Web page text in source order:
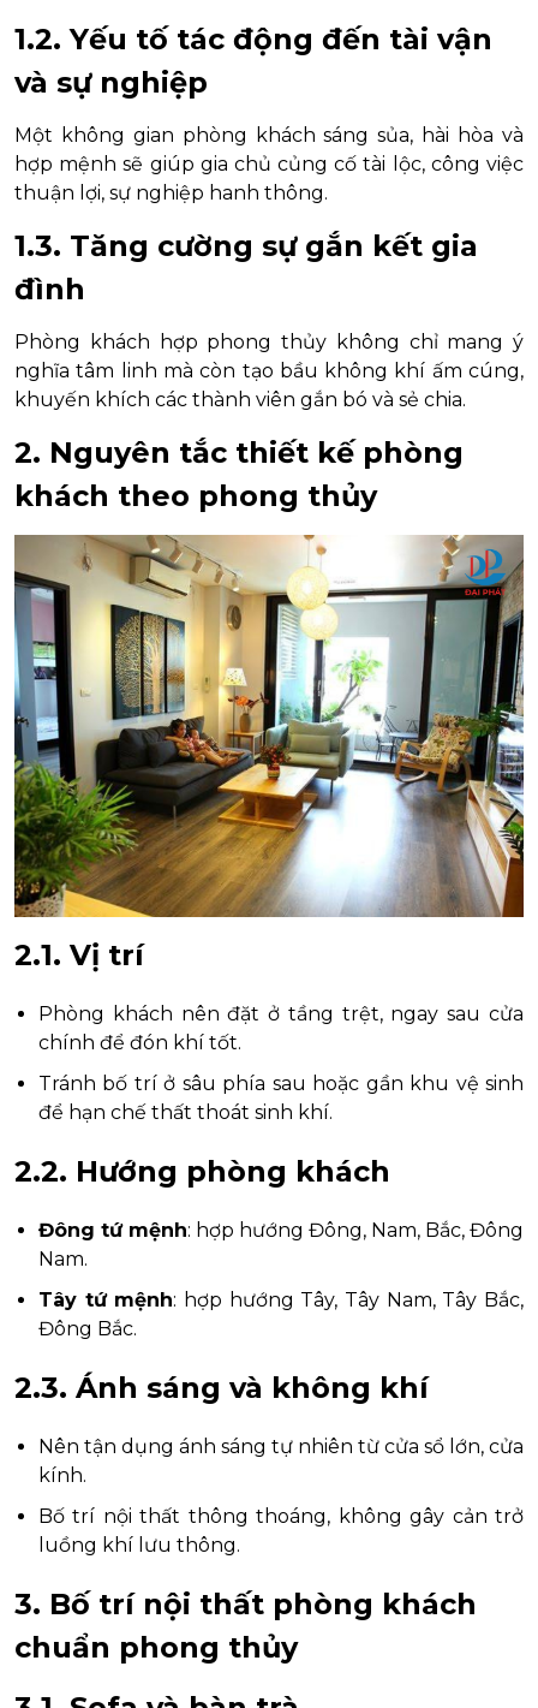
1.2. Yếu tố tác động đến tài vận
và sự nghiệp
Một không gian phòng khách sáng sủa, hài hòa và
hợp mệnh sẽ giúp gia chủ củng cố tài lộc, công việc
thuận lợi, sự nghiệp hanh thông.
1.3. Tăng cường sự gắn kết gia
đình
Phòng khách hợp phong thủy không chỉ mang ý
nghĩa tâm linh mà còn tạo bầu không khí ấm cúng,
khuyến khích các thành viên gắn bó và sẻ chia.
2. Nguyên tắc thiết kế phòng
khách theo phong thủy
2.1. Vị trí
Phòng khách nên đặt ở tầng trệt, ngay sau cửa
chính để đón khí tốt.
Tránh bố trí ở sâu phía sau hoặc gần khu vệ sinh
để hạn chế thất thoát sinh khí.
2.2. Hướng phòng khách
Đông tứ mệnh: hợp hướng Đông, Nam, Bắc, Đông
Nam.
Tây tứ mệnh: hợp hướng Tây, Tây Nam, Tây Bắc,
Đông Bắc.
2.3. Ánh sáng và không khí
Nên tận dụng ánh sáng tự nhiên từ cửa sổ lớn, cửa
kính.
Bố trí nội thất thông thoáng, không gây cản trở
luồng khí lưu thông.
3. Bố trí nội thất phòng khách
chuẩn phong thủy